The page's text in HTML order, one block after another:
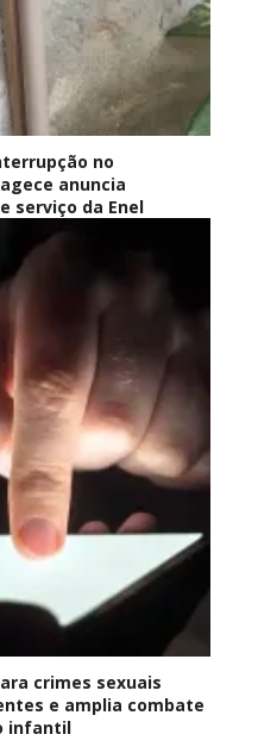
no
anuncia
serviço da Enel
crimes sexuais
e amplia combate
infantil